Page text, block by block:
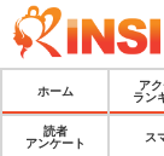
ホーム
ア
ラン
読者
アンケート
ス